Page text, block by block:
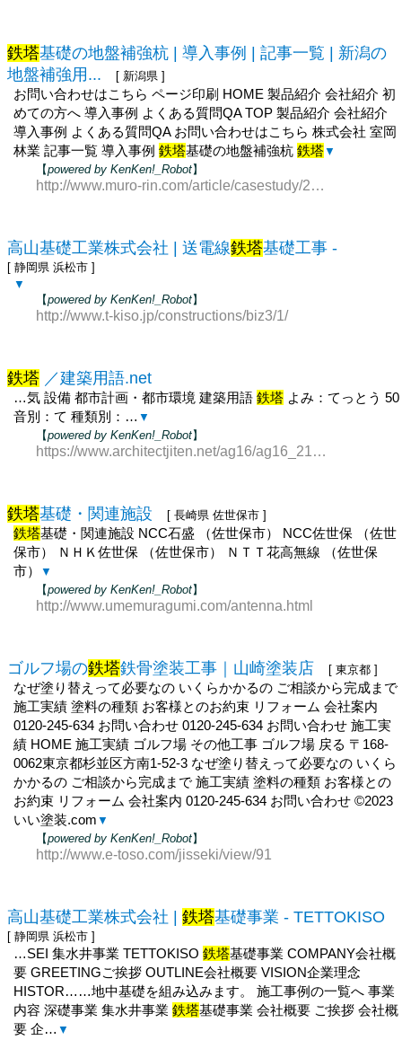
鉄塔基礎の地盤補強杭 | 導入事例 | 記事一覧 | 新潟の
地盤補強用...
[ 新潟県 ]
お問い合わせはこちら ページ印刷 HOME 製品紹介 会社紹介 初
めての方へ 導入事例 よくある質問QA TOP 製品紹介 会社紹介
導入事例 よくある質問QA お問い合わせはこちら 株式会社 室岡
林業 記事一覧 導入事例鉄塔基礎の地盤補強杭鉄塔▼
【powered by KenKen!_Robot】
http://www.muro-rin.com/article/casestudy/20071105-134/
高山基礎工業株式会社 | 送電線鉄塔基礎工事 -
[ 静岡県 浜松市 ]
▼
【powered by KenKen!_Robot】
http://www.t-kiso.jp/constructions/biz3/1/
鉄塔 ／建築用語.net
…気 設備 都市計画・都市環境 建築用語鉄塔 よみ：てっとう 50
音別：て 種類別：… ▼
【powered by KenKen!_Robot】
https://www.architectjiten.net/ag16/ag16_2162.html
鉄塔基礎・関連施設 [ 長崎県 佐世保市 ]
鉄塔基礎・関連施設 NCC石盛 （佐世保市） NCC佐世保 （佐世
保市） ＮＨＫ佐世保 （佐世保市） ＮＴＴ花高無線 （佐世保
市）
▼
【powered by KenKen!_Robot】
http://www.umemuragumi.com/antenna.html
ゴルフ場の鉄塔鉄骨塗装工事｜山崎塗装店 [ 東京都 ]
なぜ塗り替えって必要なの いくらかかるの ご相談から完成まで
施工実績 塗料の種類 お客様とのお約束 リフォーム 会社案内
0120-245-634 お問い合わせ 0120-245-634 お問い合わせ 施工実
績 HOME 施工実績 ゴルフ場 その他工事 ゴルフ場 戻る 〒168-
0062東京都杉並区方南1-52-3 なぜ塗り替えって必要なの いくら
かかるの ご相談から完成まで 施工実績 塗料の種類 お客様との
お約束 リフォーム 会社案内 0120-245-634 お問い合わせ ©2023
いい塗装.com ▼
【powered by KenKen!_Robot】
http://www.e-toso.com/jisseki/view/91
高山基礎工業株式会社 | 鉄塔基礎事業 - TETTOKISO
[ 静岡県 浜松市 ]
…SEI 集水井事業 TETTOKISO鉄塔基礎事業 COMPANY会社概
要 GREETINGご挨拶 OUTLINE会社概要 VISION企業理念
HISTOR……地中基礎を組み込みます。 施工事例の一覧へ 事業
内容 深礎事業 集水井事業鉄塔基礎事業 会社概要 ご挨拶 会社概
要 企… ▼